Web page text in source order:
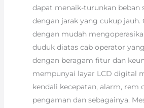
dapat menaik-turunkan beban
dengan jarak yang cukup jauh.
dengan mudah
duduk diatas cab operator
dengan beragam fitur dan
mempunyai layar LCD digital
kendali kecepatan, alarm, rem
pengaman dan sebagainya.